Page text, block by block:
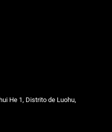
He 1, Distrito de Luohu,